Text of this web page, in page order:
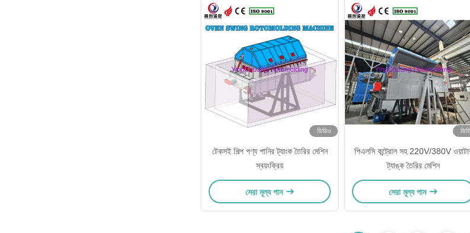
ভিডিও
টেকসই শিল্প পণ্য পানির ট্যাংক তৈরির মেশিন
স্বয়ংক্রিয়
সেরা মূল্য পান
পিএলসি কন্ট্রোল সহ 220V/380V
ট্যাঙ্ক তৈরির মেশিন
সেরা মূল্য পান